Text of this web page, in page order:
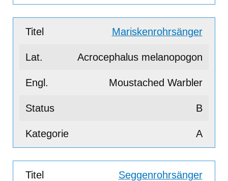
Mariskenrohrsänger
Acrocephalus melanopogon
Moustached Warbler
B
A
Seggenrohrsänger